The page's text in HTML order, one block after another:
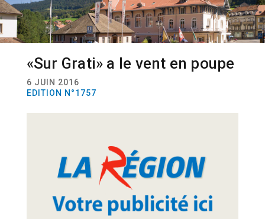
ENERGIES VOTATIONS
«Sur Grati» a le vent en poupe
6 JUIN 2016
EDITION N°1757